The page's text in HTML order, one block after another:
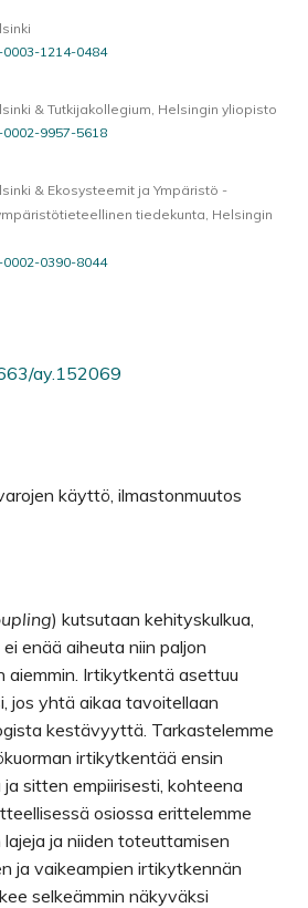
1214-0484
& Tutkijakollegium, Helsingin yliopisto
9957-5618
& Ekosysteemit ja Ympäristö -
tiedekunta, Helsingin
0390-8044
ay.152069
käyttö, ilmastonmuutos
) kutsutaan kehityskulkua,
enää aiheuta niin paljon
aiemmin. Irtikytkentä asettuu
jos yhtä aikaa tavoitellaan
kestävyyttä. Tarkastelemme
irtikytkentää ensin
sitten empiirisesti, kohteena
osiossa erittelemme
ja niiden toteuttamisen
ja vaikeampien irtikytkennän
selkeämmin näkyväksi